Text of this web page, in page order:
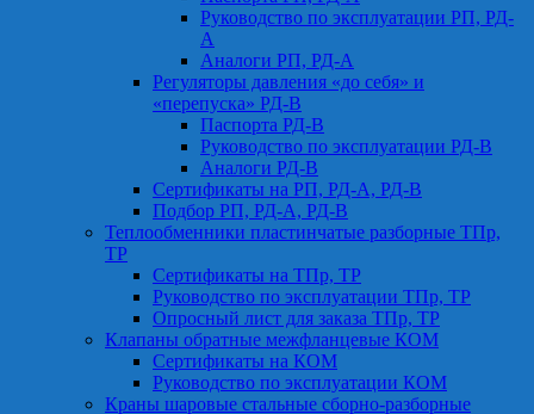
Руководство по эксплуатации РП, РД-
А
Аналоги РП, РД-А
Регуляторы давления «до себя» и
«перепуска» РД-В
Паспорта РД-В
Руководство по эксплуатации РД-В
Аналоги РД-В
Сертификаты на РП, РД-А, РД-В
Подбор РП, РД-А, РД-В
Теплообменники пластинчатые разборные ТПр,
ТР
Сертификаты на ТПр, ТР
Руководство по эксплуатации ТПр, ТР
Опросный лист для заказа ТПр, ТР
Клапаны обратные межфланцевые КОМ
Сертификаты на КОМ
Руководство по эксплуатации КОМ
Краны шаровые стальные сборно-разборные